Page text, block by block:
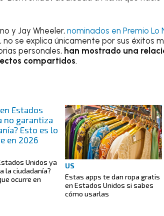
y Jay Wheeler, nominados en Premio Lo
, no se explica únicamente por sus éxitos
personales, han mostrado una
compartidos.
Unidos ya
la ciudadanía?
ocurre en
US
Estas apps te dan ropa gratis
en Estados Unidos si sabes
cómo usarlas